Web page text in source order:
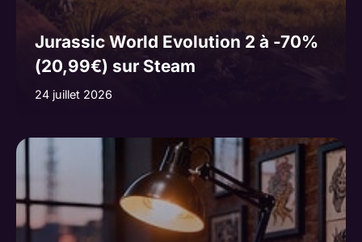
Jurassic World Evolution 2 à -70%
(20,99€) sur Steam
24 juillet 2026